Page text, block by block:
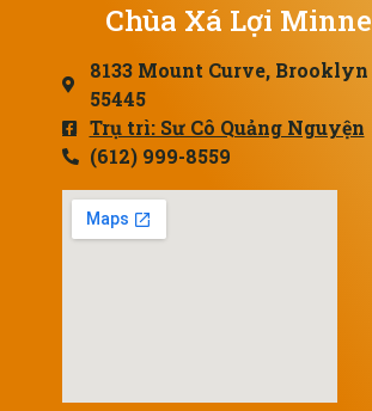
Chùa Xá Lợi
8133 Mount Curve,
55445
Trụ trì: Sư Cô Quảng Nguyện
(612) 999-8559